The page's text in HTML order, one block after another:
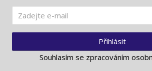
Přihlásit
Souhlasím se zpracováním